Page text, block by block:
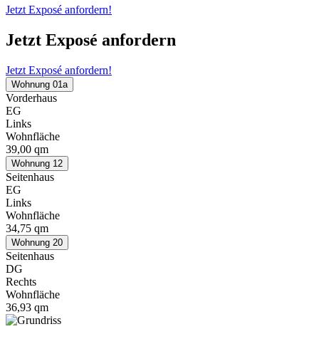
Jetzt Exposé anfordern!
Jetzt Exposé anfordern
Jetzt Exposé anfordern!
Wohnung 01a
Vorderhaus
EG
Links
Wohnfläche
39,00 qm
Wohnung 12
Seitenhaus
EG
Links
Wohnfläche
34,75 qm
Wohnung 20
Seitenhaus
DG
Rechts
Wohnfläche
36,93 qm